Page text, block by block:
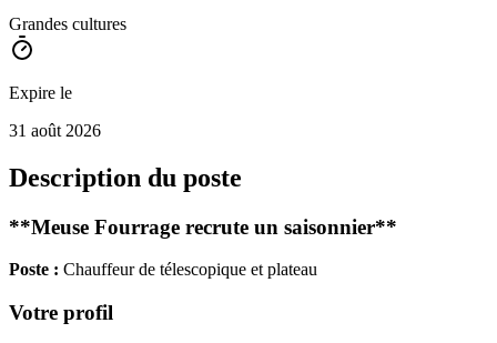
Grandes cultures
Expire le
31 août 2026
Description du poste
**Meuse Fourrage recrute un saisonnier**
Poste : Chauffeur de télescopique et plateau
Votre profil